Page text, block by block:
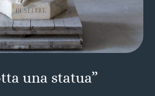
una statua”